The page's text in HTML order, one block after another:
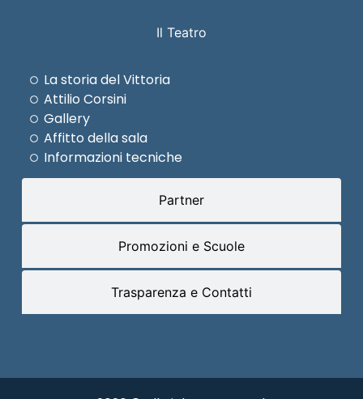
Il Teatro
Partner
Promozioni e Scuole
Trasparenza e Contatti
La storia del Vittoria
Attilio Corsini
Gallery
Affitto della sala
Informazioni tecniche